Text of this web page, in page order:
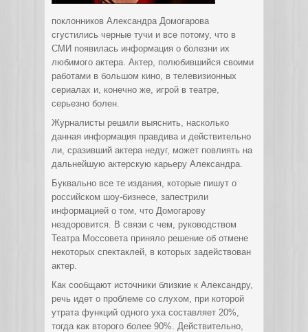
поклонников Александра Домогарова
сгустились черные тучи и все потому, что в
СМИ появилась информация о болезни их
любимого актера. Актер, полюбившийся своими
работами в большом кино, в телевизионных
сериалах и, конечно же, игрой в театре,
серьезно болен.
Журналисты решили выяснить, насколько
данная информация правдива и действительно
ли, сразивший актера недуг, может повлиять на
дальнейшую актерскую карьеру Александра.
Буквально все те издания, которые пишут о
российском шоу-бизнесе, запестрили
информацией о том, что Домогарову
нездоровится. В связи с чем, руководством
Театра Моссовета приняло решение об отмене
некоторых спектаклей, в которых задействован
актер.
Как сообщают источники близкие к Александру,
речь идет о проблеме со слухом, при которой
утрата функций одного уха составляет 20%,
тогда как второго более 90%. Действительно,